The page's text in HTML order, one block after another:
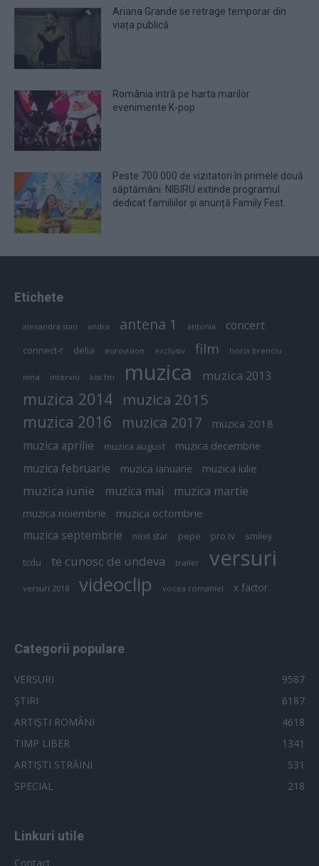
Ariana Grande se retrage temporar din
viața publică
România intră pe harta marilor
evenimente K-pop
Peste 700.000 de vizitatori în primele două
săptămâni. NIBIRU extinde programul
dedicat familiilor și anunță Family Fest.
Etichete
alexandra stan andra antena 1 antonia concert
connect-r delia eurovision exclusiv film horia brenciu
inna interviu kiss fm muzica muzica 2013
muzica 2014 muzica 2015
muzica 2016 muzica 2017 muzica 2018
muzica aprilie muzica august muzica decembrie
muzica februarie muzica ianuarie muzica iulie
muzica iunie muzica mai muzica martie
muzica noiembrie muzica octombrie
muzica septembrie next star pepe pro tv smiley
tcdu te cunosc de undeva trailer versuri
versuri 2018 videoclip vocea romaniei x factor
Categorii populare
VERSURI
9587
ȘTIRI
6187
ARTIȘTI ROMÂNI
4618
TIMP LIBER
1341
ARTIȘTI STRĂINI
531
SPECIAL
218
Linkuri utile
Contact